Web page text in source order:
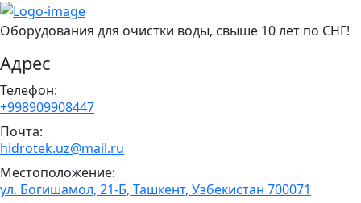
Оборудования для очистки воды, свыше 10 лет по СНГ!
Адрес
Телефон:
+998909908447
Почта:
hidrotek.uz@mail.ru
Местоположение:
ул. Богишамол, 21-Б, Ташкент, Узбекистан 700071